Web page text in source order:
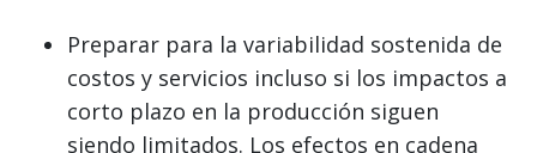
Preparar para la variabilidad sostenida de
costos y servicios incluso si los impactos a
corto plazo en la producción siguen
siendo limitados. Los efectos en cadena